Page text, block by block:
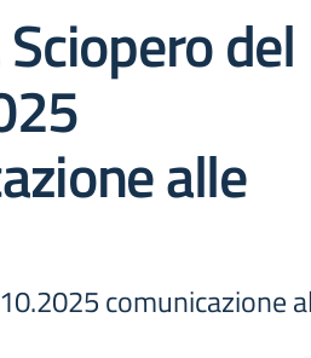
Sciopero del
alle
comunicazione